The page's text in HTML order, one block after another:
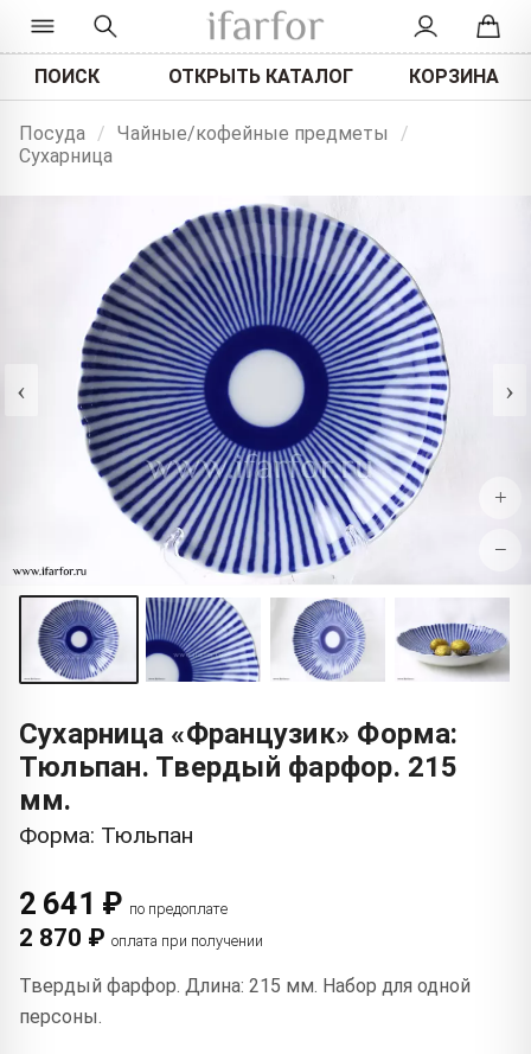
ПОИСК ОТКРЫТЬ КАТАЛОГ КОРЗИНА
Посуда / Чайные/кофейные предметы
/
Сухарница
‹ ›
+
−
Сухарница «Французик» Форма:
Тюльпан. Твердый фарфор. 215
мм.
Форма: Тюльпан
2 641 ₽ по предоплате
2 870 ₽ оплата при получении
Твердый фарфор. Длина: 215 мм. Набор для одной
персоны.